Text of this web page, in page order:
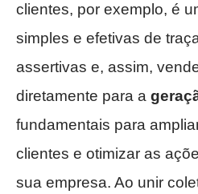
clientes, por exemplo, é
simples e efetivas de
assertivas e, assim,
diretamente para a
fundamentais para
clientes e otimizar as
sua empresa. Ao unir